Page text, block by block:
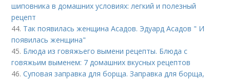
шиповника в домашних условиях: легкий и полезный
рецепт
44. Так появилась женщина Асадов. Эдуард Асадов " И
появилась женщина"
45. Блюда из говяжьего вымени рецепты. Блюда с
говяжьим выменем: 7 домашних вкусных рецептов
46.Суповая заправка для борща. Заправка для борща,